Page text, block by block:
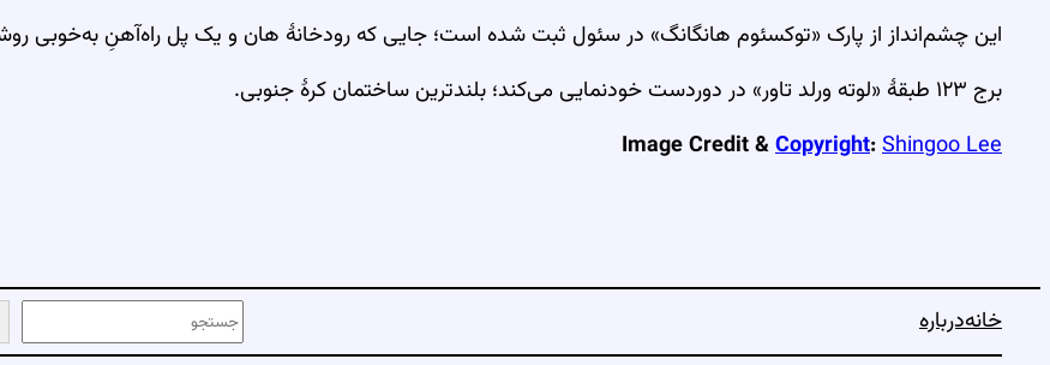
این چشم‌انداز از پارک «توکسئوم هانگانگ» در سئول ثبت شده است؛ جایی که رودخانهٔ هان و یک پل راه‌آهنِ به‌خوبی
برج ۱۲۳ طبقهٔ «لوته ورلد تاور» در دوردست خودنمایی می‌کند؛ بلندترین ساختمان کرهٔ جنوبی.
Image Credit &Copyright:Shingoo Lee
خانهدرباره
ج
س